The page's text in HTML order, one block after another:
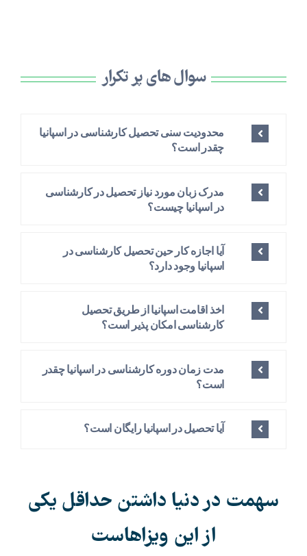
سوال های پر تکرار
محدودیت سنی تحصیل کارشناسی در اسپانیا
چقدر است؟
مدرک زبان مورد نیاز تحصیل در کارشناسی
در اسپانیا چیست؟
آیا اجازه کار حین تحصیل کارشناسی در
اسپانیا وجود دارد؟
اخذ اقامت اسپانیا از طریق تحصیل
کارشناسی امکان پذیر است؟
مدت زمان دوره کارشناسی در اسپانیا چقدر
است؟
آیا تحصیل در اسپانیا رایگان است؟
سهمت در دنیا داشتن حداقل یکی
از این ویزاهاست